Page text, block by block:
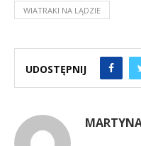
WIATRAKI NA LĄDZIE
UDOSTĘPNIJ